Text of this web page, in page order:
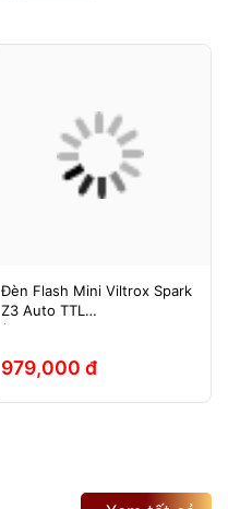
Đèn Flash Mini Viltrox Spark
Z3 Auto TTL
(Fuji/Sony/Canon/Nikon)
979,000 đ